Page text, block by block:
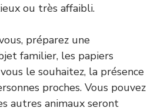
ou très affaibli.
préparez une
familier, les papiers
le souhaitez, la présence
proches. Vous pouvez
autres animaux seront